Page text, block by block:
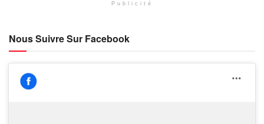
Publicité
Nous Suivre Sur Facebook